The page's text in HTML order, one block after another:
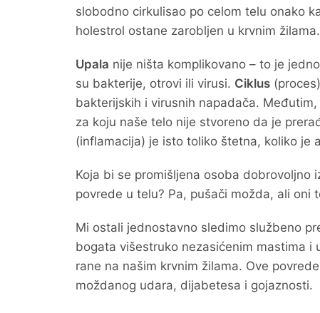
slobodno cirkulisao po celom telu onako
holestrol ostane zarobljen u krvnim žilama.
Upala nije ništa komplikovano – to je
su bakterije, otrovi ili virusi. Ciklus
bakterijskih i virusnih napadača.
za koju naše telo nije stvoreno da je
(inflamacija) je isto toliko štetna, koliko je
Koja bi se promišljena osoba dobrovoljno
povrede u telu? Pa, pušači možda, ali oni
Mi ostali jednostavno sledimo službeno
bogata višestruko nezasićenim mastima
rane na našim krvnim žilama. Ove
moždanog udara, dijabetesa i gojaznosti.